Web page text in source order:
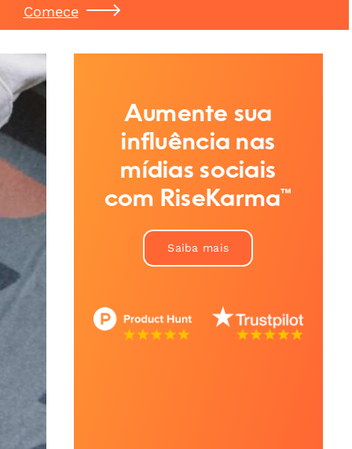
Comece
Aumente sua
influência nas
mídias sociais
com RiseKarma™
Saiba mais